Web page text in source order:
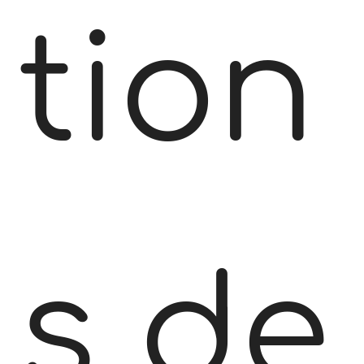
tion